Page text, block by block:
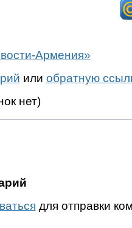
Армения»
или обратную
нет)
для отправки